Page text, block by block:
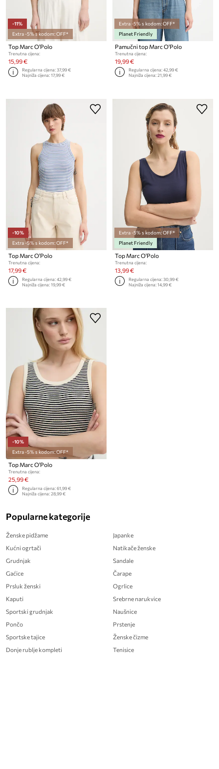
-11%
Extra -5% s kodom: OFF*
Top Marc O'Polo
Trenutna cijena:
15,99 €
Regularna cijena:37,99 €
Najniža cijena:17,99 €
Extra -5% s kodom: OFF*
Planet Friendly
Pamučni top Marc O'Polo
Trenutna cijena:
19,99 €
Regularna cijena:42,99 €
Najniža cijena:21,99 €
-10%
Extra -5% s kodom: OFF*
Top Marc O'Polo
Trenutna cijena:
17,99 €
Regularna cijena:42,99 €
Najniža cijena:19,99 €
Extra -5% s kodom: OFF*
Planet Friendly
Top Marc O'Polo
Trenutna cijena:
13,99 €
Regularna cijena:30,99 €
Najniža cijena:14,99 €
-10%
Extra -5% s kodom: OFF*
Top Marc O'Polo
Trenutna cijena:
25,99 €
Regularna cijena:61,99 €
Najniža cijena:28,99 €
Popularne kategorije
Ženske pidžame
Kućni ogrtači
Grudnjak
Gaćice
Prsluk ženski
Kaputi
Sportski grudnjak
Pončo
Sportske tajice
Donje rublje kompleti
Japanke
Natikače ženske
Sandale
Čarape
Ogrlice
Srebrne narukvice
Naušnice
Prstenje
Ženske čizme
Tenisice